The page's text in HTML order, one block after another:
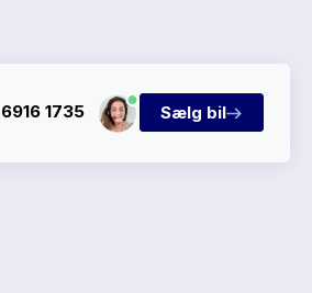
6916 1735 Sælg bil